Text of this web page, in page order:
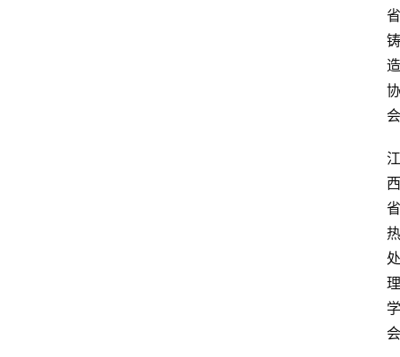
省
铸
造
协
会
江
西
省
热
处
理
学
会